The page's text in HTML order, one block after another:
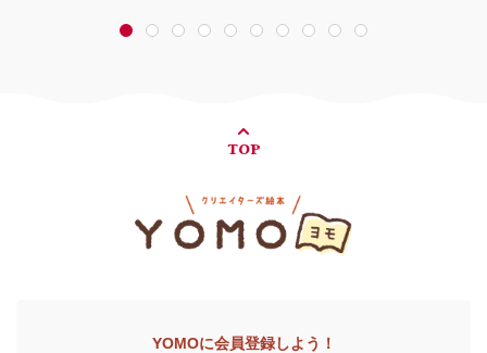
1 2 3 4 5 6 7 8 9 10
TOP
YOMOに会員登録しよう！